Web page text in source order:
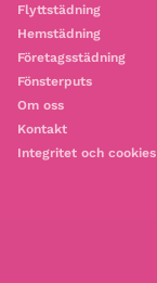
Flyttstädning
Hemstädning
Företagsstädning
Fönsterputs
Om oss
Kontakt
Integritet och cookies